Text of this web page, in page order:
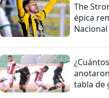
The
épica
tabla de